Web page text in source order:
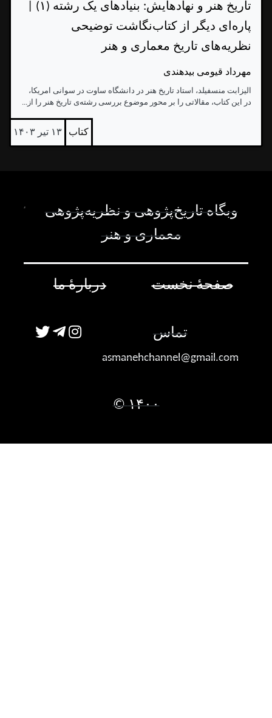
تاریخ هنر و نهادهایش: بنیادهای یک رشته (۱) |
پاره‌ای دیگر از کتاب‌نگاشت توضیحی
نظریه‌های تاریخ معماری و هنر
مهرداد قیومی بیدهندی
الیزابت منسفیلد، استاد تاریخ هنر در دانشگاه ساوت در سوانی امریکا،
در این کتاب، مقالاتی را بر محور موضوع بررسی رشته‌ی تاریخ هنر را از...
کتاب ۱۳ تیر ۱۴۰۳
وبگاه تاریخ‌پژوهی و نظریه‌پژوهی
معماری و هنر
صفحۀ نخست دربارۀ ما
تماس
asmanehchannel@gmail.com
۱۴۰۰ ©